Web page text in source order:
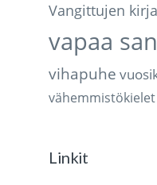
Vangittujen
vapaa
vihapuhe
vähemmistökielet
Linkit